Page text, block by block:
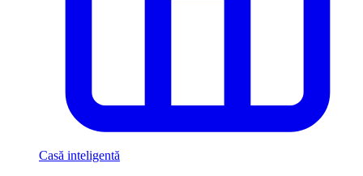
Casă inteligentă